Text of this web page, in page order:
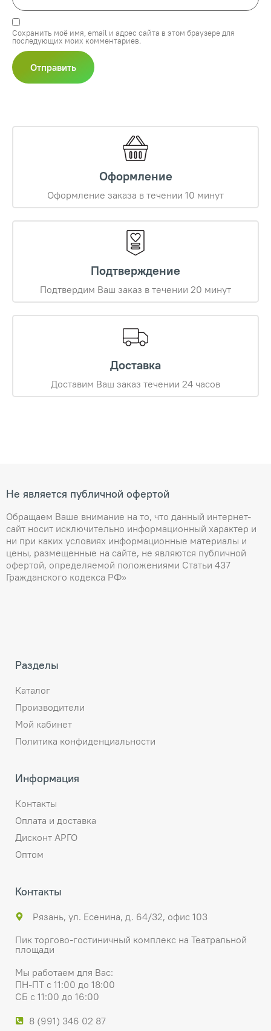
Сохранить моё имя, email и адрес сайта в этом браузере для
последующих моих комментариев.
Оформление
Оформление заказа в течении 10 минут
Подтверждение
Подтвердим Ваш заказ в течении 20 минут
Доставка
Доставим Ваш заказ течении 24 часов
Не является публичной офертой
Обращаем Ваше внимание на то, что данный интернет-
сайт носит исключительно информационный характер и
ни при каких условиях информационные материалы и
цены, размещенные на сайте, не являются публичной
офертой, определяемой положениями Статьи 437
Гражданского кодекса РФ»
Разделы
Каталог
Производители
Мой кабинет
Политика конфиденциальности
Информация
Контакты
Оплата и доставка
Дисконт АРГО
Оптом
Контакты
Рязань, ул. Есенина, д. 64/32, офис 103
Пик торгово-гостиничный комплекс на Театральной
площади
Мы работаем для Вас:
ПН-ПТ с 11:00 до 18:00
СБ с 11:00 до 16:00
8 (991) 346 02 87